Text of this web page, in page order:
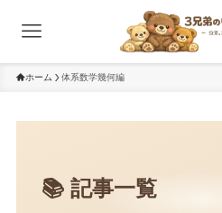
ホーム 体系数学幾何編